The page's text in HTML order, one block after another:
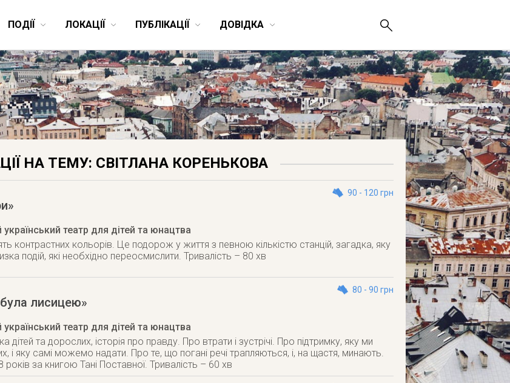
ПОДІЇ ЛОКАЦІЇ ПУБЛІКАЦІЇ ДОВІДКА
НА ТЕМУ: СВІТЛАНА КОРЕНЬКОВА
90 - 120 грн
театр для дітей та юнацтва
контрастних кольорів. Це подорож у життя з певною кількістю станцій, загадка, яку
подій, які необхідно переосмислити. Тривалість – 80 хв
80 - 90 грн
лисицею»
театр для дітей та юнацтва
дітей та дорослих, історія про правду. Про втрати і зустрічі. Про підтримку, яку ми
і яку самі можемо надати. Про те, що погані речі трапляються, і, на щастя, минають.
років за книгою Тані Поставної. Тривалість – 60 хв